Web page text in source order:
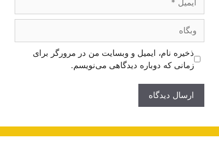
وبگاه
ذخیره نام، ایمیل و وبسایت من در مرورگر برای
زمانی که دوباره دیدگاهی می‌نویسم.